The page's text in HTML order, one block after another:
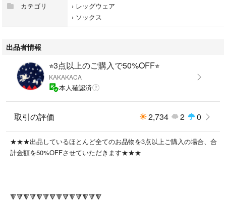
カテゴリ
› レッグウェア
› ソックス
出品者情報
⭐︎3点以上のご購入で50%OFF⭐︎
KAKAKACA
本人確認済
取引の評価 2,734 2 0
★★★出品しているほとんど全てのお品物を3点以上ご購入の場合、合
計金額を50%OFFさせていただきます★★★
🔻🔻🔻🔻🔻🔻🔻🔻🔻🔻🔻🔻🔻🔻